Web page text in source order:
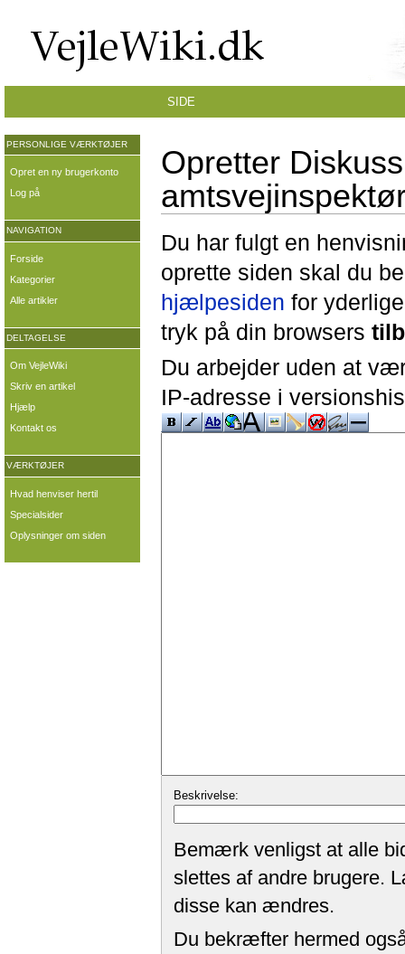
Opretter
Du har fulgt en
oprette siden skal du
hjælpesiden for
tryk på din browsers
Du arbejder uden at
IP-adresse i
Beskrivelse:
Bemærk venligst at alle
slettes af andre brugere.
disse kan ændres.
Du bekræfter hermed
SIDE
PERSONLIGE VÆRKTØJER
Opret en ny brugerkonto
Log på
NAVIGATION
Forside
Kategorier
Alle artikler
DELTAGELSE
Om VejleWiki
Skriv en artikel
Hjælp
Kontakt os
VÆRKTØJER
Hvad henviser hertil
Specialsider
Oplysninger om siden